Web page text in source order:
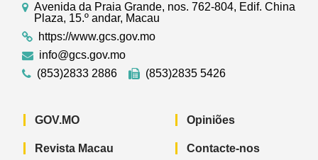
Avenida da Praia Grande, nos. 762-804, Edif. China
Plaza, 15.º andar, Macau
https://www.gcs.gov.mo
info@gcs.gov.mo
(853)2833 2886
(853)2835 5426
GOV.MO
Revista Macau
Opiniões
Contacte-nos